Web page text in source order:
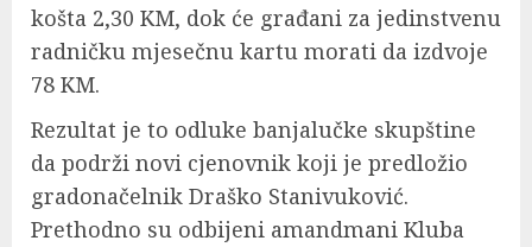
košta 2,30 KM, dok će građani za jedinstvenu
radničku mjesečnu kartu morati da izdvoje
78 KM.
Rezultat je to odluke banjalučke skupštine
da podrži novi cjenovnik koji je predložio
gradonačelnik Draško Stanivuković.
Prethodno su odbijeni amandmani Kluba